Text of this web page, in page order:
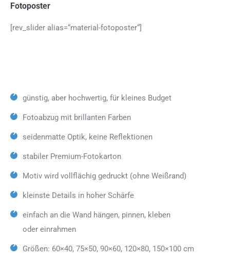
Fotoposter
[rev_slider alias=“material-fotoposter“]
günstig, aber hochwertig, für kleines Budget
Fotoabzug mit brillanten Farben
seidenmatte Optik, keine Reflektionen
stabiler Premium-Fotokarton
Motiv wird vollflächig gedruckt (ohne Weißrand)
kleinste Details in hoher Schärfe
einfach an die Wand hängen, pinnen, kleben
oder einrahmen
Größen: 60×40, 75×50, 90×60, 120×80, 150×100 cm